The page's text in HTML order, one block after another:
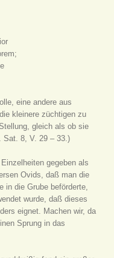
eine andere aus
kleinere züchtigen zu
gleich als ob sie
Sat. 8, V. 29 – 33.)
gegeben als
Ovids, daß man die
in die Grube beförderte,
wurde, daß dieses
eignet. Machen wir, da
Sprung in das